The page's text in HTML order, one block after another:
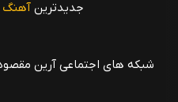
جدیدترینآهنگ
شبکه های اجتماعی آرین